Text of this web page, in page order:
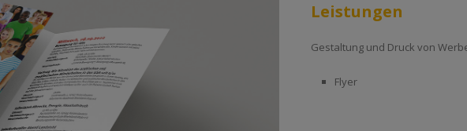
Leistungen
Gestaltung und Druck von
Flyer